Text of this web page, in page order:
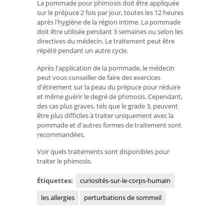
La pommade pour phimosis doit être appliquée
sur le prépuce 2 fois par jour, toutes les 12 heures
après l'hygiène de la région intime. La pommade
doit être utilisée pendant 3 semaines ou selon les
directives du médecin. Le traitement peut être
répété pendant un autre cycle.
Après l'application de la pommade, le médecin
peut vous conseiller de faire des exercices
d'étirement sur la peau du prépuce pour réduire
et même guérir le degré de phimosis. Cependant,
des cas plus graves, tels que le grade 3, peuvent
être plus difficiles à traiter uniquement avec la
pommade et d'autres formes de traitement sont
recommandées.
Voir quels traitements sont disponibles pour
traiter le phimosis.
Étiquettes:
curiosités-sur-le-corps-humain
les allergies
perturbations de sommeil